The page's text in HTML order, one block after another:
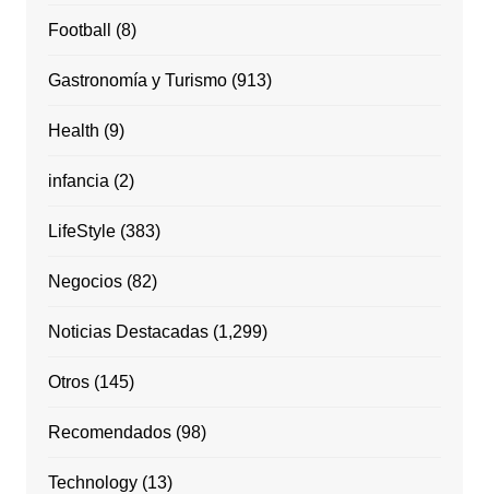
Football (8)
Gastronomía y Turismo(913)
Health (9)
infancia (2)
LifeStyle(383)
Negocios(82)
Noticias Destacadas(1,299)
Otros(145)
Recomendados(98)
Technology(13)